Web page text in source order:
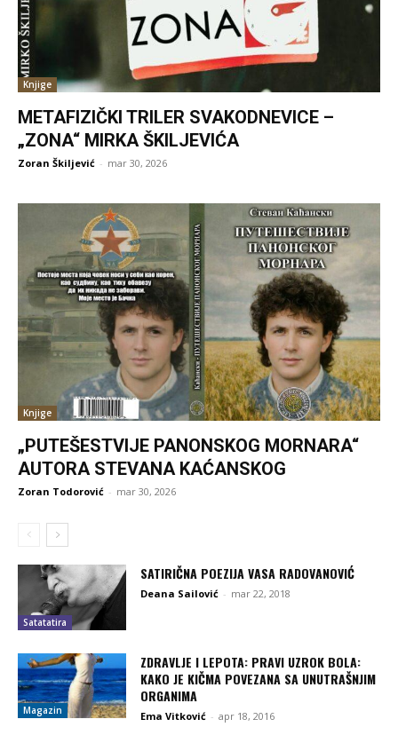
Knjige
METAFIZIČKI TRILER SVAKODNEVICE –
„ZONA“ MIRKA ŠKILJEVIĆA
Zoran Škiljević - mar 30, 2026
Knjige
„PUTEŠESTVIJE PANONSKOG MORNARA“
AUTORA STEVANA KAĆANSKOG
Zoran Todorović - mar 30, 2026
Satatatira
SATIRIČNA POEZIJA VASA RADOVANOVIĆ
Deana Sailović - mar 22, 2018
Magazin
ZDRAVLJE I LEPOTA: PRAVI UZROK BOLA:
KAKO JE KIČMA POVEZANA SA UNUTRAŠNJIM
ORGANIMA
Ema Vitković - apr 18, 2016